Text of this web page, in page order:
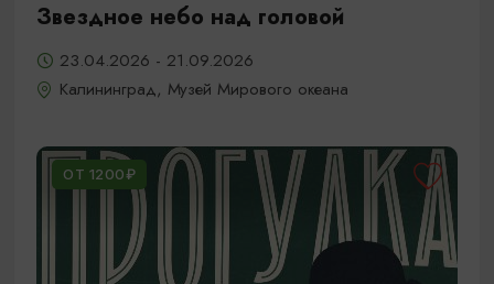
Звездное небо над головой
23.04.2026 - 21.09.2026
Калининград, Музей Мирового океана
ОТ 1200₽